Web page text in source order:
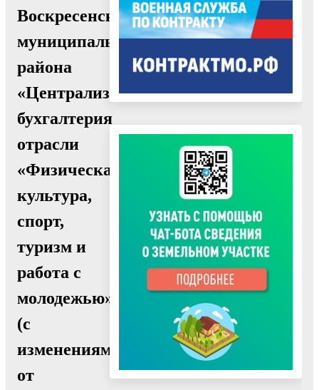
Воскресенского
муниципального
района
«Централизованная
бухгалтерия
отрасли
«Физическая
культура,
спорт,
туризм и
работа с
молодежью»
(с
изменениями
от